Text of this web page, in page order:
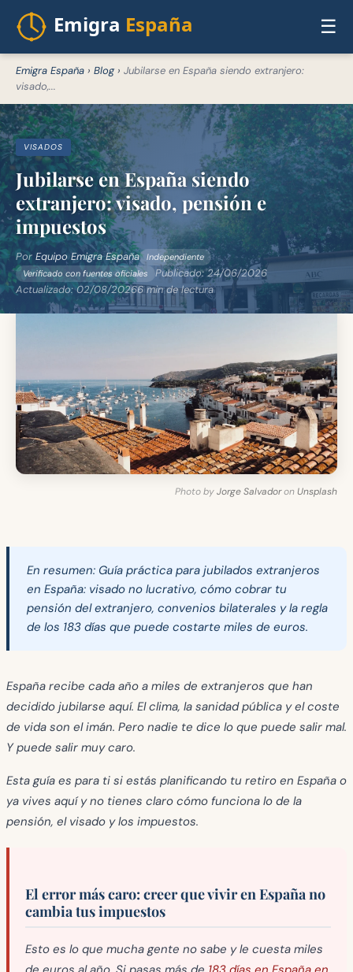
☰
Emigra España › Blog› Jubilarse en España siendo extranjero:
visado,...
VISADOS
Jubilarse en España siendo
extranjero: visado, pensión e
impuestos
Por Equipo Emigra España
Independiente
Verificado con fuentes oficiales
Publicado:24/06/2026
Actualizado:02/08/20266 min de lectura
Photo byJorge SalvadoronUnsplash
En resumen: Guía práctica para jubilados extranjeros
en España: visado no lucrativo, cómo cobrar tu
pensión del extranjero, convenios bilaterales y la regla
de los 183 días que puede costarte miles de euros.
España recibe cada año a miles de extranjeros que han
decidido jubilarse aquí. El clima, la sanidad pública y el coste
de vida son el imán. Pero nadie te dice lo que puede salir mal.
Y puede salir muy caro.
Esta guía es para ti si estás planificando tu retiro en España o
ya vives aquí y no tienes claro cómo funciona lo de la
pensión, el visado y los impuestos.
El error más caro: creer que vivir en España no
cambia tus impuestos
Esto es lo que mucha gente no sabe y le cuesta miles